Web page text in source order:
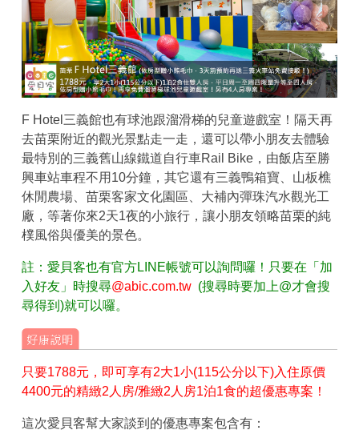
F Hotel三義館也有球池跟溜滑梯的兒童遊戲室！隔天再
去苗栗附近的觀光景點走一走，還可以帶小朋友去體驗
最特別的三義舊山線鐵道自行車Rail Bike，由飯店至勝
興車站車程不用10分鐘，其它還有三義鴨箱寶、山板樵
休閒農場、苗栗客家文化園區、大補內彈珠汽水觀光工
廠，等著你來2天1夜的小旅行，讓小朋友領略苗栗的純
樸風俗與優美的景色。
註：愛貝客也有官方LINE帳號可以詢問囉！只要在「加
入好友」時搜尋@abic.com.tw(搜尋時要加上@才會搜
尋得到)就可以囉。
只要1788元，即可享有2大1小(115公分以下)入住原價
4400元的精緻2人房/雅緻2人房1泊1食的超優惠專案！
這次愛貝客幫大家談到的優惠專案包含有：